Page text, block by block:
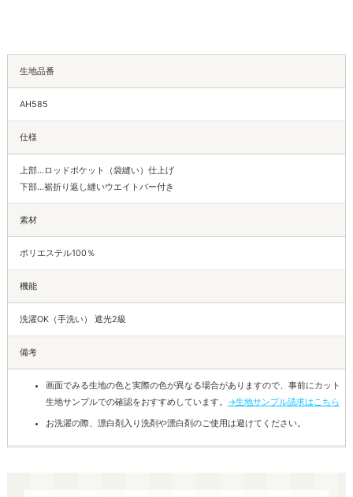
生地品番
AH585
仕様
上部…ロッドポケット（袋縫い）仕上げ
下部…裾折り返し縫いウエイトバー付き
素材
ポリエステル100％
機能
洗濯OK（手洗い） 遮光2級
備考
画面でみる生地の色と実際の色が異なる場合がありますので、事前にカット
生地サンプルでの確認をおすすめしています。 →生地サンプル請求はこちら
お洗濯の際、漂白剤入り洗剤や漂白剤のご使用は避けてください。